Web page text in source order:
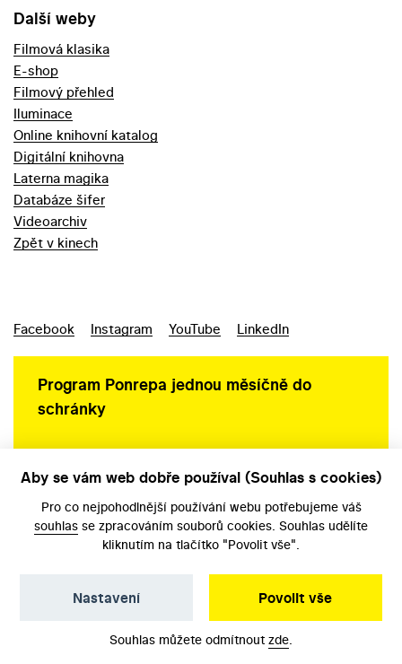
Další weby
Filmová klasika
E-shop
Filmový přehled
Iluminace
Online knihovní katalog
Digitální knihovna
Laterna magika
Databáze šifer
Videoarchiv
Zpět v kinech
Facebook Instagram YouTube LinkedIn
Program Ponrepa jednou měsíčně do
schránky
Aby se vám web dobře používal (Souhlas s cookies)
Pro co nejpohodlnější používání webu potřebujeme váš
souhlas se zpracováním souborů cookies. Souhlas udělíte
kliknutím na tlačítko "Povolit vše".
Povolit vše
Nastavení
Souhlas můžete odmítnout zde